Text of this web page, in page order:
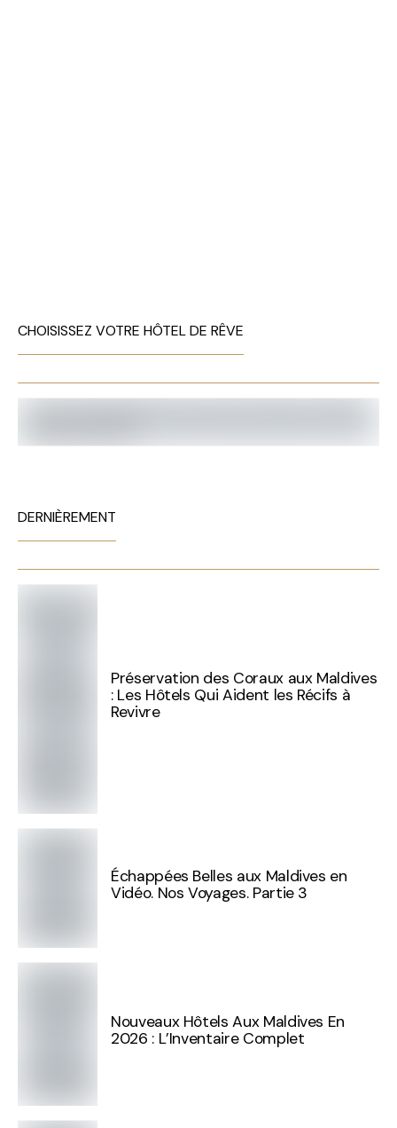
CHOISISSEZ VOTRE HÔTEL DE RÊVE
DERNIÈREMENT
Préservation des Coraux aux Maldives
: Les Hôtels Qui Aident les Récifs à
Revivre
Échappées Belles aux Maldives en
Vidéo. Nos Voyages. Partie 3
Nouveaux Hôtels Aux Maldives En
2026 : L’Inventaire Complet